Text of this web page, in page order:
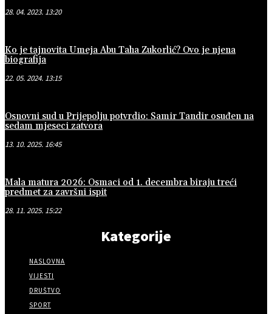
28. 04. 2023. 13:20
Ko je tajnovita Umeja Abu Taha Zukorlić? Ovo je njena
biografija
22. 05. 2024. 13:15
Osnovni sud u Prijepolju potvrdio: Samir Tandir osuđen na
sedam mjeseci zatvora
13. 10. 2025. 16:45
Mala matura 2026: Osmaci od 1. decembra biraju treći
predmet za završni ispit
28. 11. 2025. 15:22
Kategorije
NASLOVNA
VIJESTI
DRUŠTVO
SPORT